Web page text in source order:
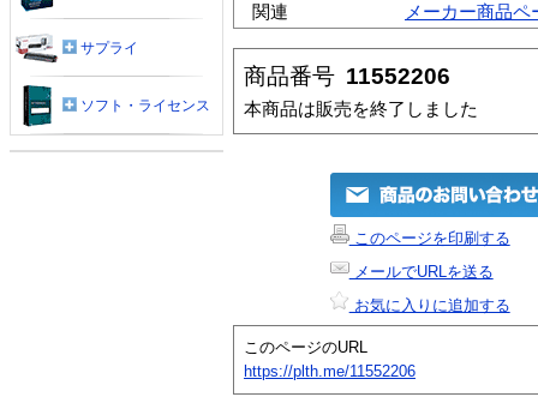
関連
メーカー商品ペ
商品番号 11552206
本商品は販売を終了しました
このページを印刷する
メールでURLを送る
お気に入りに追加する
このページのURL
https://plth.me/11552206
サプライ
ソフト・ライセンス